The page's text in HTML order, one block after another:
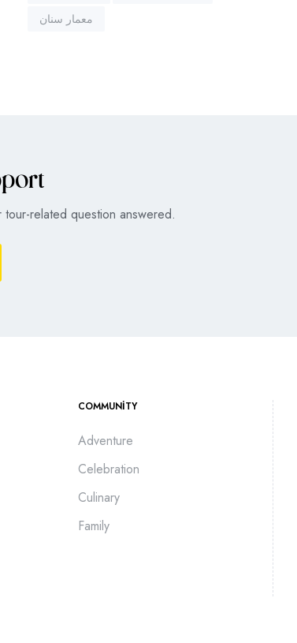
معمار سنان
related question answered.
COMMUNITY
Adventure
Celebration
Culinary
Family